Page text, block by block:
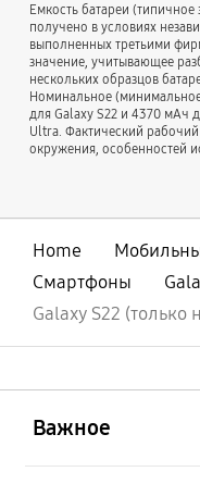
Емкость батареи
получено в условиях
выполненных третьими
значение, учитывающее
нескольких образцов
Номинальное
для Galaxy S22 и 4370 мАч
Ultra. Фактический рабочий
окружения, особенностей
Home
Смартфоны
Galaxy S22 (только
Важное